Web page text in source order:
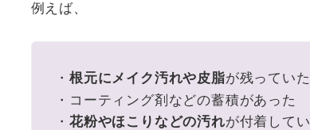
例えば、
・ 根元にメイク汚れや皮脂が残っていた
・コーティング剤などの蓄積があった
・ 花粉やほこりなどの汚れが付着して